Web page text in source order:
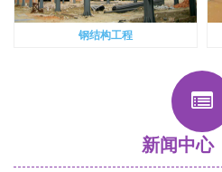
钢结构工程
新闻中心